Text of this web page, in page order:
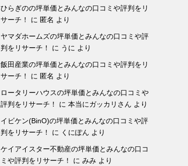
ひらぎのの坪単価とみんなの口コミや評判をリ
サーチ！
に 匿名 より
ヤマダホームズの坪単価とみんなの口コミや評
判をリサーチ！
に うに より
飯田産業の坪単価とみんなの口コミや評判をリ
サーチ！
に 匿名 より
ロータリーハウスの坪単価とみんなの口コミや
評判をリサーチ！
に 本当にガッカリさん より
イビケン(BinO)の坪単価とみんなの口コミや評
判をリサーチ！
に くにぽん より
ケイアイスター不動産の坪単価とみんなの口コ
ミや評判をリサーチ！
に みみ より